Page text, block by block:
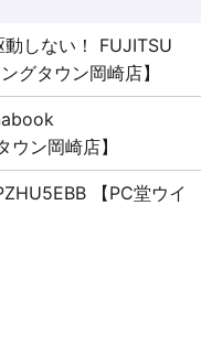
動しない！ FUJITSU
グタウン岡崎店】
ン岡崎店】
【PC堂ウイ